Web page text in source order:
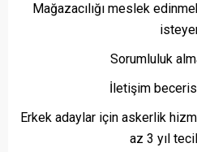
Mağazacılığı meslek
Sorumluluk
İletişim
Erkek adaylar için askerlik
az 3 yıl